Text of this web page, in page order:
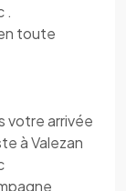
.
toute
votre arrivée
à Valezan